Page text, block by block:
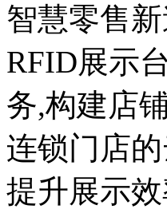
智慧零售
RFID展示
务,构建店
连锁门店
提升展示